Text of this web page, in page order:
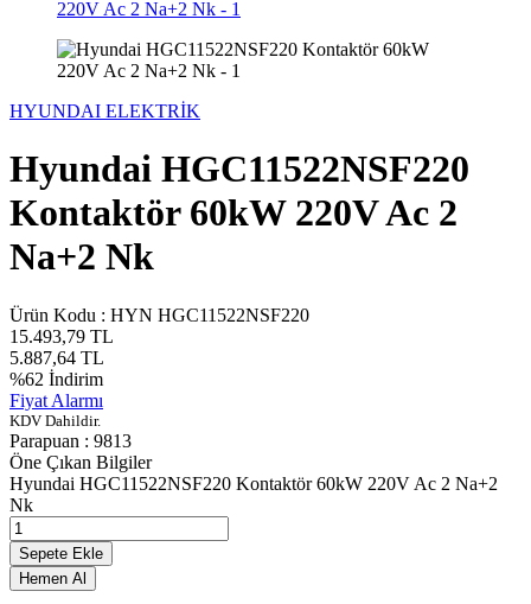
HYUNDAI ELEKTRİK
Hyundai HGC11522NSF220
Kontaktör 60kW 220V Ac 2
Na+2 Nk
Ürün Kodu : HYN HGC11522NSF220
15.493,79 TL
5.887,64 TL
%62 İndirim
Fiyat Alarmı
KDV Dahildir.
Parapuan : 9813
Öne Çıkan Bilgiler
Hyundai HGC11522NSF220 Kontaktör 60kW 220V Ac 2 Na+2
Nk
Sepete Ekle
Hemen Al